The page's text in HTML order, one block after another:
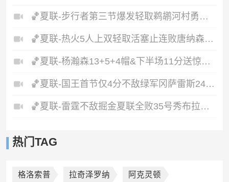
🏀夏联-步行者第三节爆发轻取鹈鹕河村勇辉5+5+12斯劳森22分
🏀夏联-热火5人上双轻取活塞止连败唐纳森20+8+10奥科里27分
🏀夏联-杨瀚森13+5+4帽&下半场11分送惊艳妙传开拓者力克掘金
🏀夏联-国王首节仅4分不敌绿军冈萨雷斯24+10+5塞纳克10+12
🏀夏联-雷霆不敌掘金夏联全败35号秀布拉齐尔32+6马拉14+7+6
热门TAG
格洛索普 拉奇泽罗纳 阿克灵顿